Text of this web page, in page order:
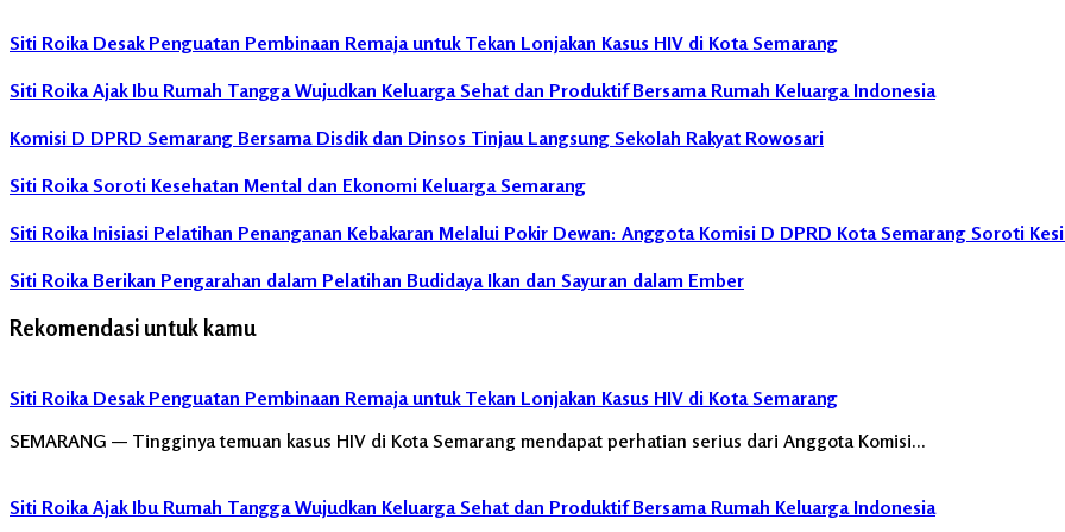
Rumah
Kecamatan
Semarang
Utara
Roika
Siti Roika Desak Penguatan Pembinaan Remaja untuk Tekan Lonjakan Kasus HIV di Kota Semarang
Siti Roika Ajak Ibu Rumah Tangga Wujudkan Keluarga Sehat dan Produktif Bersama Rumah Keluarga Indonesia
Komisi D DPRD Semarang Bersama Disdik dan Dinsos Tinjau Langsung Sekolah Rakyat Rowosari
Siti Roika Soroti Kesehatan Mental dan Ekonomi Keluarga Semarang
Siti Roika Inisiasi Pelatihan Penanganan Kebakaran Melalui Pokir Dewan: Anggota Komisi D DPRD Kota Semarang Soroti
Siti Roika Berikan Pengarahan dalam Pelatihan Budidaya Ikan dan Sayuran dalam Ember
Rekomendasi untuk kamu
Siti Roika Desak Penguatan Pembinaan Remaja untuk Tekan Lonjakan Kasus HIV di Kota Semarang
SEMARANG — Tingginya temuan kasus HIV di Kota Semarang mendapat perhatian serius dari Anggota Komisi…
Siti Roika Ajak Ibu Rumah Tangga Wujudkan Keluarga Sehat dan Produktif Bersama Rumah Keluarga Indonesia